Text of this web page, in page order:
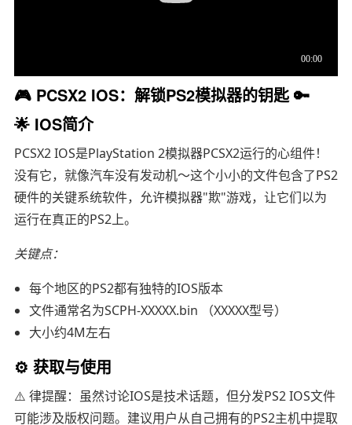
🎮 PCSX2 IOS：解锁PS2模拟器的钥匙 🔑
🌟 IOS简介
PCSX2 IOS是PlayStation 2模拟器PCSX2运行的心组件！
没有它，就像汽车没有发动机～这个小小的文件包含了PS2
硬件的关键系统软件，允许模拟器"欺"游戏，让它们以为
运行在真正的PS2上。
关键点：
每个地区的PS2都有独特的IOS版本
文件通常名为SCPH-XXXXX.bin （XXXXX型号）
大小约4M左右
⚙️ 获取与使用
⚠️ 律提醒：虽然讨论IOS是技术话题，但分发PS2 IOS文件
可能涉及版权问题。建议用户从自己拥有的PS2主机中提取